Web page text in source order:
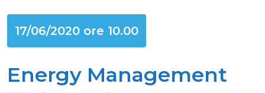
17/06/2020 ore 10.00
Energy Management